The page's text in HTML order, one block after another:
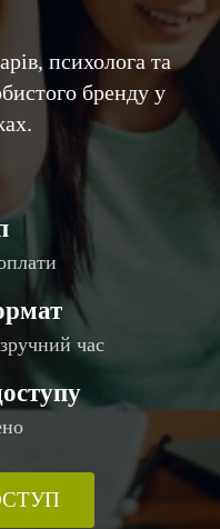
психолога та
бренду у
час